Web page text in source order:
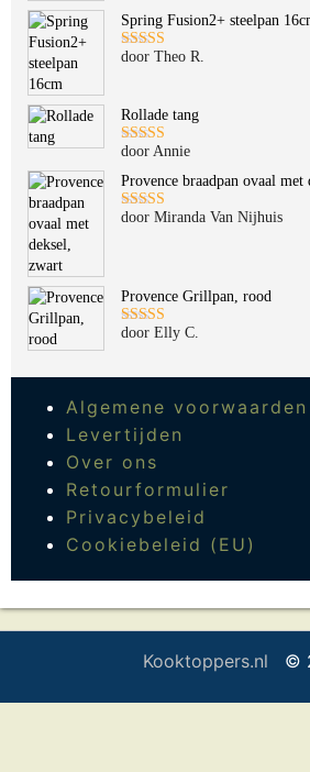
Spring Fusion2+ steelpan
Gewaardeerd
door Theo R.
Rollade tang
Gewaardeerd
5
door Annie
Provence braadpan ovaal met
Gewaardeerd
door Miranda Van Nijhuis
Provence Grillpan, rood
Gewaardeerd
door Elly C.
Algemene voorwaarden
Levertijden
Over ons
Retourformulier
Privacybeleid
Cookiebeleid (EU)
Kooktoppers.nl ©